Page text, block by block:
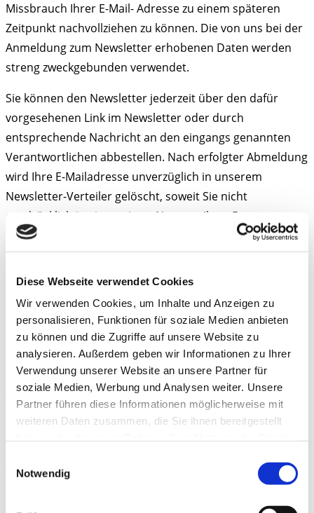
Diese Webseite verwendet Cookies
Wir verwenden Cookies, um Inhalte und Anzeigen zu
personalisieren, Funktionen für soziale Medien anbieten
zu können und die Zugriffe auf unsere Website zu
analysieren. Außerdem geben wir Informationen zu Ihrer
Verwendung unserer Website an unsere Partner für
soziale Medien, Werbung und Analysen weiter. Unsere
Partner führen diese Informationen möglicherweise mit
weiteren Daten zusammen, die Sie ihnen bereitgestellt
Cookies, wenn Sie unsere Webseite weiterhin nutzen.
Notwendig
Missbrauch Ihrer E-Mail- Adresse zu einem späteren
Zeitpunkt nachvollziehen zu können. Die von uns bei der
Anmeldung zum Newsletter erhobenen Daten werden
streng zweckgebunden verwendet.
Sie können den Newsletter jederzeit über den dafür
vorgesehenen Link im Newsletter oder durch
entsprechende Nachricht an den eingangs genannten
Verantwortlichen abbestellen. Nach erfolgter Abmeldung
wird Ihre E-Mailadresse unverzüglich in unserem
Newsletter-Verteiler gelöscht, soweit Sie nicht
ausdrücklich in eine weitere Nutzung Ihrer Daten
eingewilligt haben oder wir uns eine
darüberhinausgehende Datenverwendung vorbehalten,
die gesetzlich erlaubt ist und über die wir Sie in dieser
7) Datenverarbeitung zur Bestellabwicklung 7.1
Übermittlung von Bilddateien zur Bestellabwicklung per
Upload-Funktion
Auf unserer Website bieten wir Kunden die Möglichkeit,
durch die Übermittlung von Bilddateien über eine
Vorlage für die Personalisierung des gewählten